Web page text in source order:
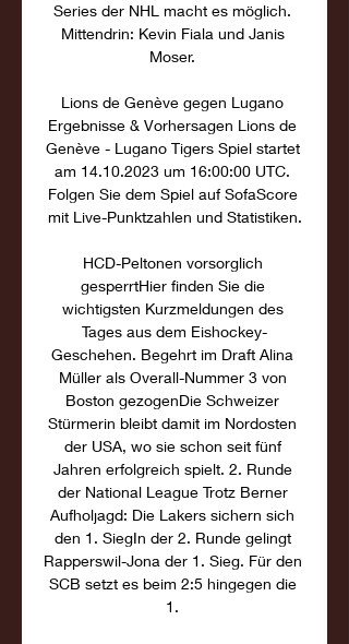
Series der NHL macht es möglich.
Mittendrin: Kevin Fiala und Janis
Moser.
Lions de Genève gegen Lugano
Ergebnisse & Vorhersagen Lions de
Genève - Lugano Tigers Spiel startet
am 14.10.2023 um 16:00:00 UTC.
Folgen Sie dem Spiel auf SofaScore
mit Live-Punktzahlen und Statistiken.
HCD-Peltonen vorsorglich
gesperrtHier finden Sie die
wichtigsten Kurzmeldungen des
Tages aus dem Eishockey-
Geschehen. Begehrt im Draft Alina
Müller als Overall-Nummer 3 von
Boston gezogenDie Schweizer
Stürmerin bleibt damit im Nordosten
der USA, wo sie schon seit fünf
Jahren erfolgreich spielt. 2. Runde
der National League Trotz Berner
Aufholjagd: Die Lakers sichern sich
den 1. SiegIn der 2. Runde gelingt
Rapperswil-Jona der 1. Sieg. Für den
SCB setzt es beim 2:5 hingegen die
1.